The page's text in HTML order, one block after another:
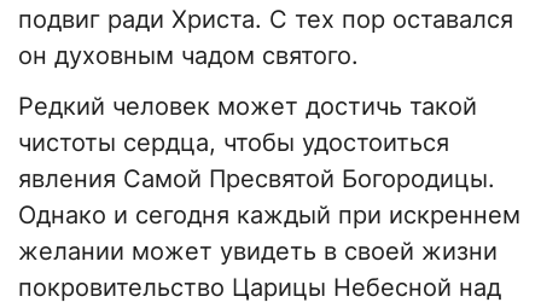
подвиг ради Христа. С тех пор оставался
он духовным чадом святого.
Редкий человек может достичь такой
чистоты сердца, чтобы удостоиться
явления Самой Пресвятой Богородицы.
Однако и сегодня каждый при искреннем
желании может увидеть в своей жизни
покровительство Царицы Небесной над